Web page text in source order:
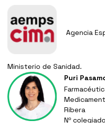
Agencia
Ministerio de Sanidad.
Puri
Ribera
Nº